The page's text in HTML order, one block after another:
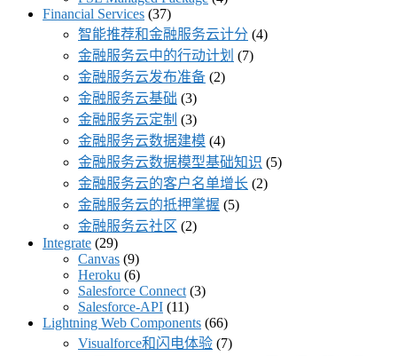
Financial Services (37)
智能推荐和金融服务云计分 (4)
金融服务云中的行动计划 (7)
金融服务云发布准备 (2)
金融服务云基础 (3)
金融服务云定制 (3)
金融服务云数据建模 (4)
金融服务云数据模型基础知识 (5)
金融服务云的客户名单增长 (2)
金融服务云的抵押掌握 (5)
金融服务云社区 (2)
Integrate (29)
Canvas (9)
Heroku (6)
Salesforce Connect (3)
Salesforce-API (11)
Lightning Web Components (66)
Visualforce和闪电体验 (7)